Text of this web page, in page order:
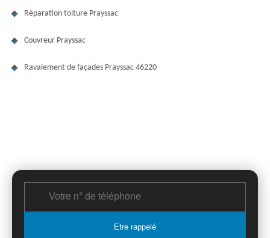
Réparation toiture Prayssac
Couvreur Prayssac
Ravalement de façades Prayssac 46220